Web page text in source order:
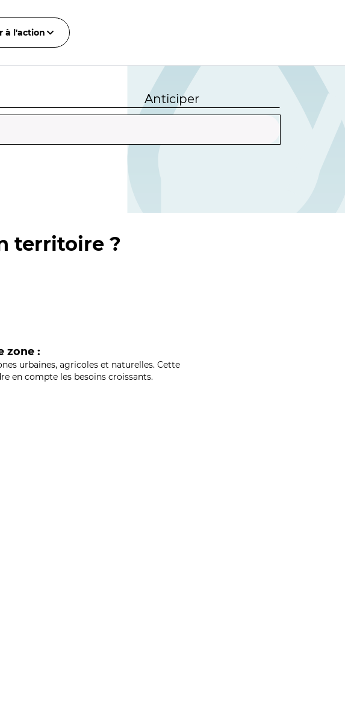
à l'action
Anticiper
territoire ?
zone :
urbaines, agricoles et naturelles. Cette
en compte les besoins croissants.